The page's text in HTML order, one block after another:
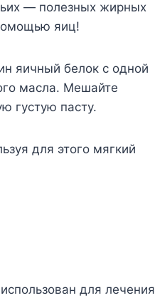
— полезных жирных
яиц!
яичный белок с одной
масла. Мешайте
густую пасту.
для этого мягкий
для лечения